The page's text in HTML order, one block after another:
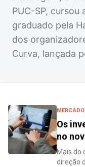
PUC-SP, cursou
graduado pela
dos
Curva, lançada
Os
no
Mais do
direção